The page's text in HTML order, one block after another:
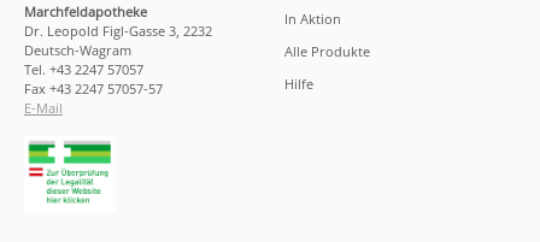
Marchfeldapotheke
Dr. Leopold Figl-Gasse 3, 2232
Deutsch-Wagram
Tel. +43 2247 57057
Fax +43 2247 57057-57
E-Mail
In Aktion
Alle Produkte
Hilfe